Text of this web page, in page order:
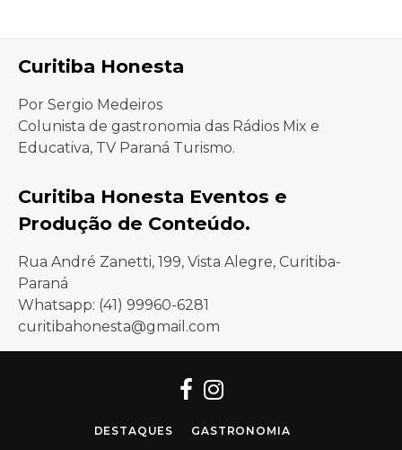
Curitiba Honesta
Por Sergio Medeiros
Colunista de gastronomia das Rádios Mix e
Educativa, TV Paraná Turismo.
Curitiba Honesta Eventos e
Produção de Conteúdo.
Rua André Zanetti, 199, Vista Alegre, Curitiba-
Paraná
Whatsapp: (41) 99960-6281
curitibahonesta@gmail.com
Facebook
Instagram
DESTAQUES
GASTRONOMIA